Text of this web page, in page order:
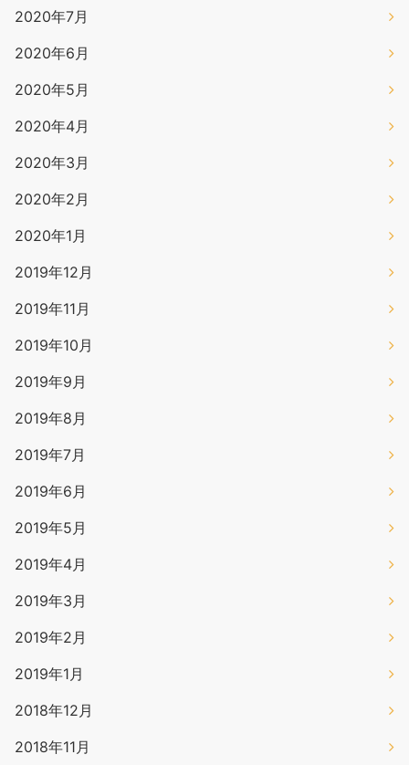
2020年7月
2020年6月
2020年5月
2020年4月
2020年3月
2020年2月
2020年1月
2019年12月
2019年11月
2019年10月
2019年9月
2019年8月
2019年7月
2019年6月
2019年5月
2019年4月
2019年3月
2019年2月
2019年1月
2018年12月
2018年11月